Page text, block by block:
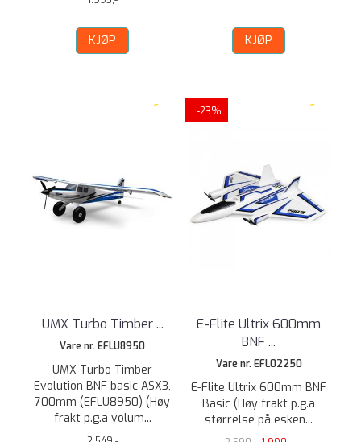
KJØP KJØP
UMX Turbo Timber ...
Vare nr. EFLU8950
UMX Turbo Timber
Evolution BNF basic ASX3,
700mm (EFLU8950) (Høy
frakt p.g.a volum...
-23%
E-Flite Ultrix 600mm
BNF ...
Vare nr. EFL02250
E-Flite Ultrix 600mm BNF
Basic (Høy frakt p.g.a
størrelse på esken...